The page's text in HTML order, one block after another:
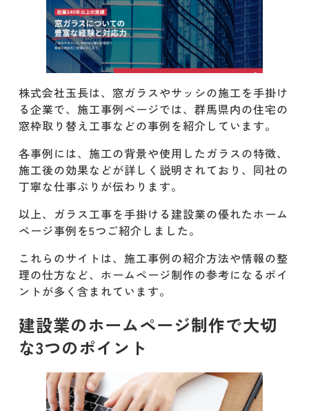
株式会社玉長は、窓ガラスやサッシの施工を手掛け
る企業で、施工事例ページでは、群馬県内の住宅の
窓枠取り替え工事などの事例を紹介しています。
各事例には、施工の背景や使用したガラスの特徴、
施工後の効果などが詳しく説明されており、同社の
丁寧な仕事ぶりが伝わります。
以上、ガラス工事を手掛ける建設業の優れたホーム
ページ事例を5つご紹介しました。
これらのサイトは、施工事例の紹介方法や情報の整
理の仕方など、ホームページ制作の参考になるポイ
ントが多く含まれています。
建設業のホームページ制作で大切
な3つのポイント